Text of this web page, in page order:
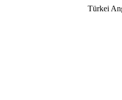
Türkei